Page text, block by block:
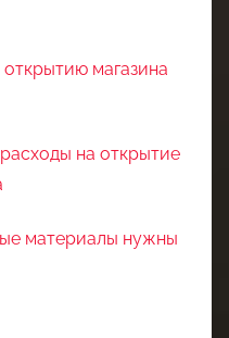
магазина
на открытие
материалы нужны